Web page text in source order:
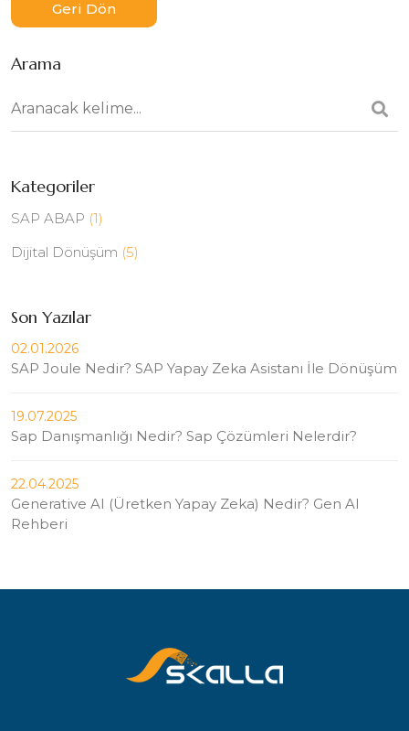
Geri Dön
Arama
Kategoriler
SAP ABAP (1)
Dijital Dönüşüm (5)
Son Yazılar
02.01.2026
SAP Joule Nedir? SAP Yapay Zeka Asistanı İle Dönüşüm
19.07.2025
Sap Danışmanlığı Nedir? Sap Çözümleri Nelerdir?
22.04.2025
Generative AI (Üretken Yapay Zeka) Nedir? Gen AI
Rehberi